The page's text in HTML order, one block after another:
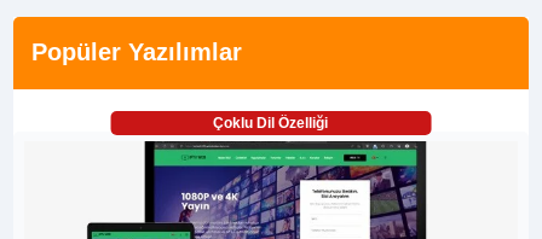
Popüler Yazılımlar
Çoklu Dil Özelliği